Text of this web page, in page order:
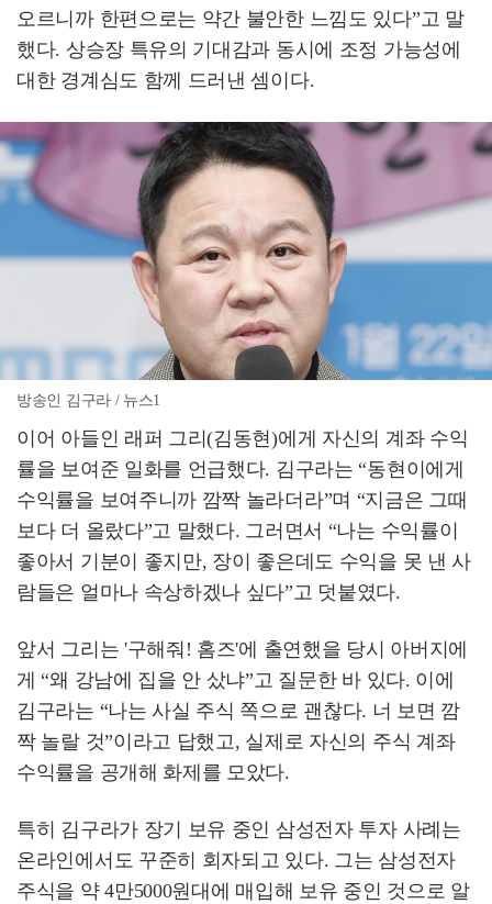
오르니까 한편으로는 약간 불안한 느낌도 있다”고 말
했다. 상승장 특유의 기대감과 동시에 조정 가능성에
대한 경계심도 함께 드러낸 셈이다.
방송인 김구라 / 뉴스1
이어 아들인 래퍼 그리(김동현)에게 자신의 계좌 수익
률을 보여준 일화를 언급했다. 김구라는 “동현이에게
수익률을 보여주니까 깜짝 놀라더라”며 “지금은 그때
보다 더 올랐다”고 말했다. 그러면서 “나는 수익률이
좋아서 기분이 좋지만, 장이 좋은데도 수익을 못 낸 사
람들은 얼마나 속상하겠나 싶다”고 덧붙였다.
앞서 그리는 '구해줘! 홈즈'에 출연했을 당시 아버지에
게 “왜 강남에 집을 안 샀냐”고 질문한 바 있다. 이에
김구라는 “나는 사실 주식 쪽으로 괜찮다. 너 보면 깜
짝 놀랄 것”이라고 답했고, 실제로 자신의 주식 계좌
수익률을 공개해 화제를 모았다.
특히 김구라가 장기 보유 중인 삼성전자 투자 사례는
온라인에서도 꾸준히 회자되고 있다. 그는 삼성전자
주식을 약 4만5000원대에 매입해 보유 중인 것으로 알